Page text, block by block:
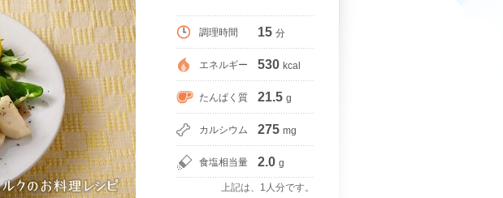
調理時間 15 分
エネルギー 530 kcal
たんぱく質 21.5 g
カルシウム 275 mg
食塩相当量 2.0 g
上記は、1人分です。